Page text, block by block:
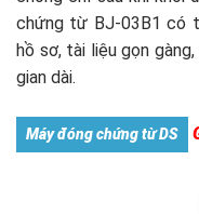
chứng từ BJ-03B1 có
hồ sơ, tài liệu gọn
gian dài.
Máy đóng chứng từ DS